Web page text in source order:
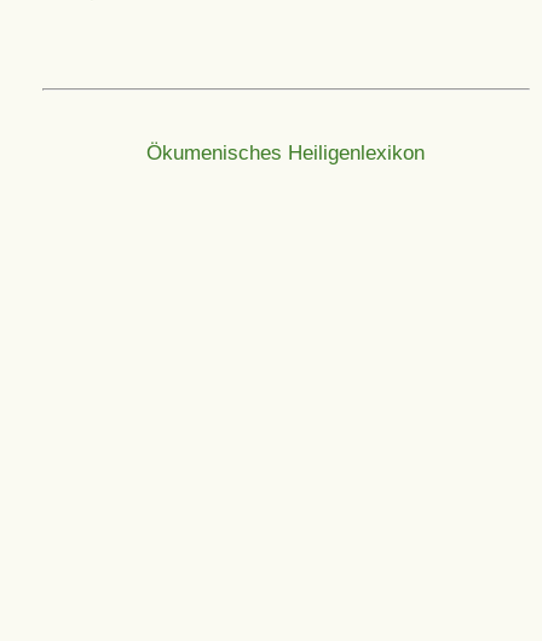
Ökumenisches Heiligenlexikon